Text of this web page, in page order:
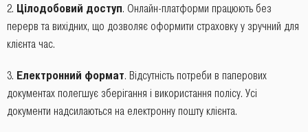
Цілодобовий доступ. Онлайн-платформи працюють без
перерв та вихідних, що дозволяє оформити страховку у зручний для
клієнта час.
Електронний формат. Відсутність потреби в паперових
документах полегшує зберігання і використання полісу. Усі
документи надсилаються на електронну пошту клієнта.